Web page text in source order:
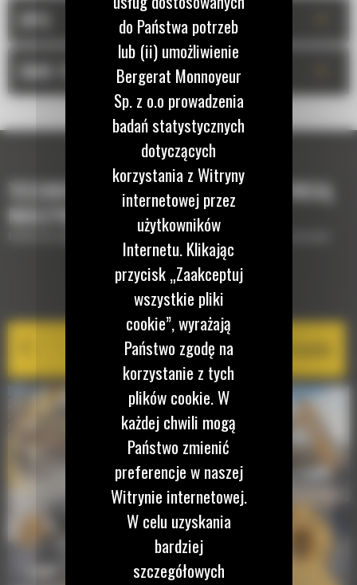
DANE TECHNICZNE
TECHNOLOGIE, KTÓRE UZUPEŁNIĄ TWOJĄ
MASZYNĘ
Krótki opis wyposażenia lub technologii potrzebnych do uzupełnienia maszyny
EQUIPMENT MANAGEMENT
Cat PL161 Attachment Locator
do Państwa potrzeb
lub (ii) umożliwienie
Bergerat Monnoyeur
Sp. z o.o prowadzenia
badań statystycznych
dotyczących
korzystania z Witryny
internetowej przez
użytkowników
Internetu. Klikając
przycisk „Zaakceptuj
wszystkie pliki
cookie”, wyrażają
Państwo zgodę na
korzystanie z tych
plików cookie. W
każdej chwili mogą
Państwo zmienić
preferencje w naszej
Witrynie internetowej.
W celu uzyskania
bardziej
szczegółowych